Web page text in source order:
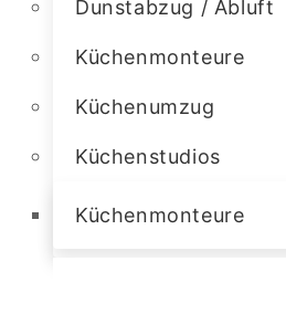
Dunstabzug / Abluft
Küchenmonteure
Küchenumzug
Küchenstudios
Küchenmonteure